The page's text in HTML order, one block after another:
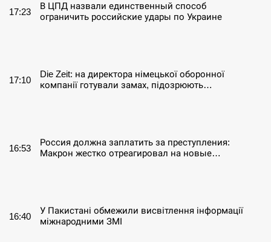
17:23
В ЦПД назвали единственный способ
ограничить российские удары по Украине
17:10
Die Zeit: на директора німецької оборонної
компанії готували замах, підозрюють…
16:53
Россия должна заплатить за преступления:
Макрон жестко отреагировал на новые…
16:40
У Пакистані обмежили висвітлення інформації
міжнародними ЗМІ